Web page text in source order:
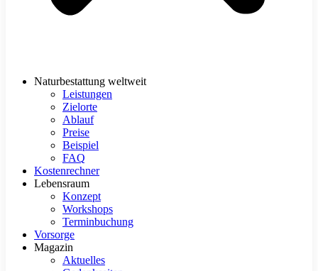
Naturbestattung weltweit
Leistungen
Zielorte
Ablauf
Preise
Beispiel
FAQ
Kostenrechner
Lebensraum
Konzept
Workshops
Terminbuchung
Vorsorge
Magazin
Aktuelles